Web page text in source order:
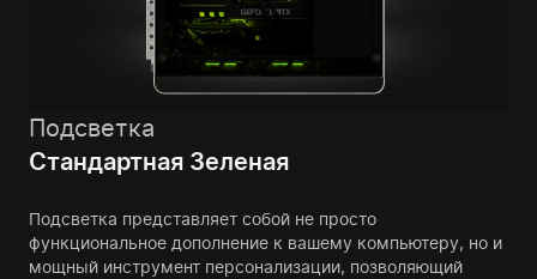
Подсветка
Стандартная Зеленая
Подсветка представляет собой не просто
функциональное дополнение к вашему компьютеру, но и
мощный инструмент персонализации, позволяющий